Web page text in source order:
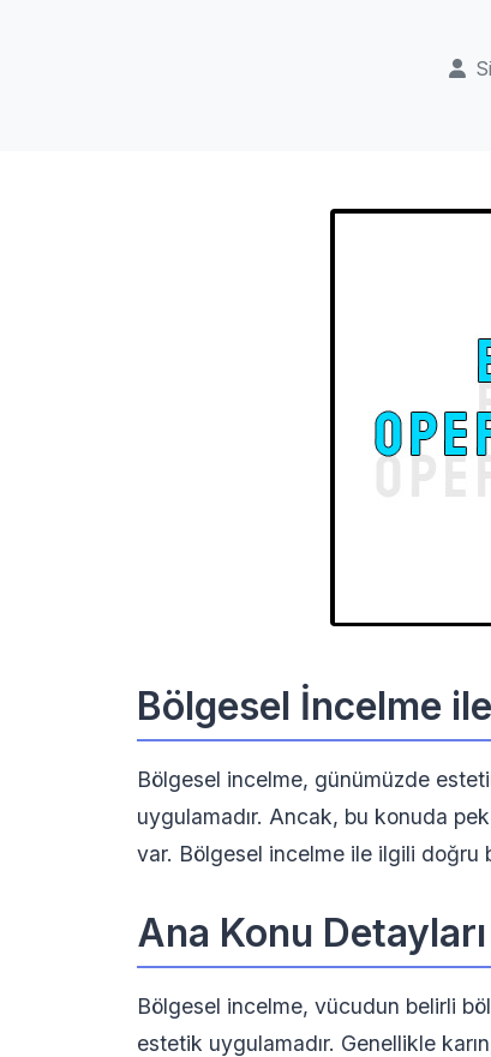
Bölgesel İncelme
Bölgesel incelme, günümüzde
uygulamadır. Ancak, bu konuda
var. Bölgesel incelme ile ilgili doğru
Ana Konu Detayları
Bölgesel incelme, vücudun belirli
estetik uygulamadır. Genellikle